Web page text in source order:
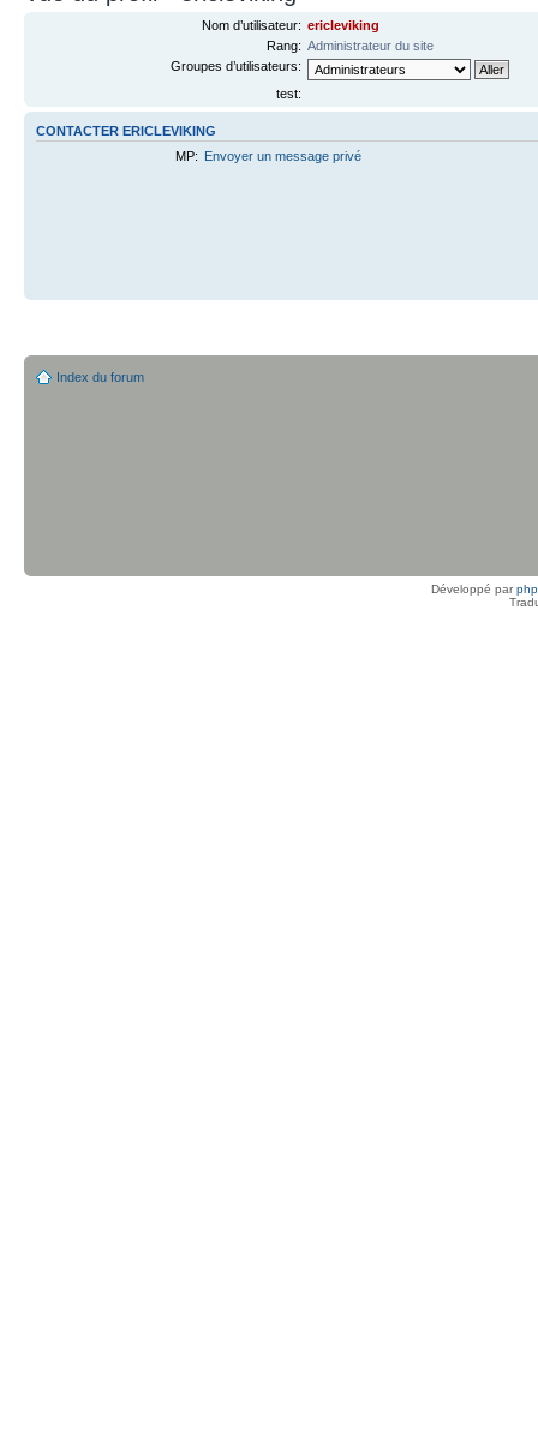
Nom d’utilisateur: ericleviking
Rang: Administrateur du site
Groupes d’utilisateurs:
test:
CONTACTER ERICLEVIKING
MP: Envoyer un message privé
Index du forum
Développé par